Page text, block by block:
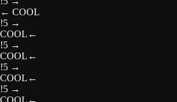
← COOL
!5 →
COOL ←
!5 →
COOL ←
!5 →
COOL ←
!5 →
COOL ←